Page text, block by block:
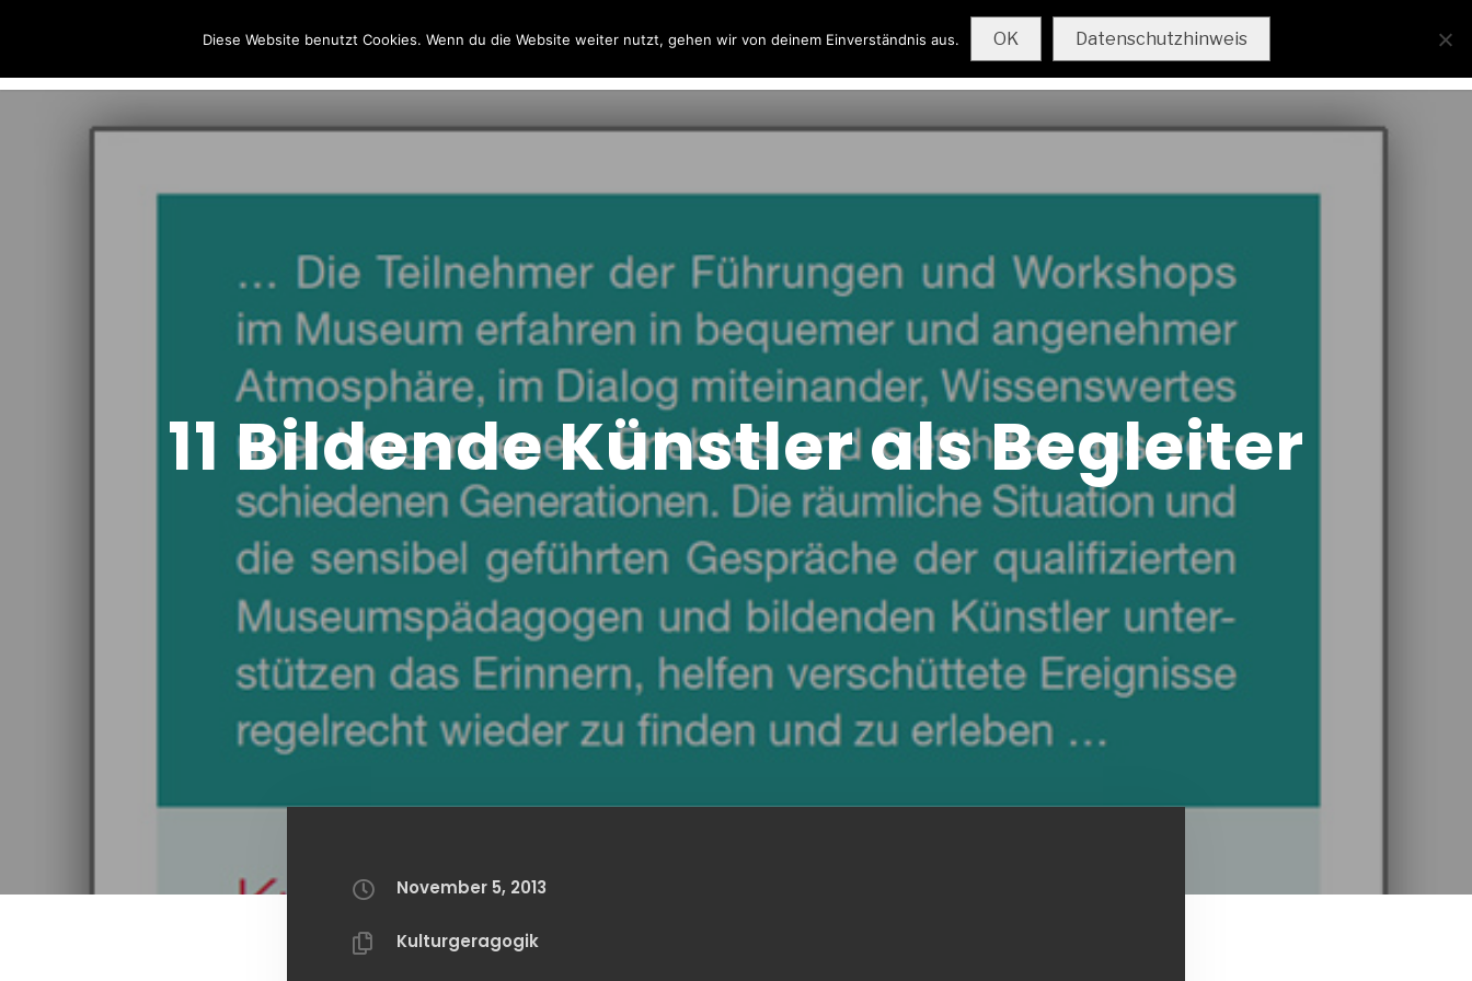
AKTUELL
11 Bildende Künstler als Begleiter
November 5, 2013
Kulturgeragogik
Diese Website benutzt Cookies. Wenn du die Website weiter nutzt, gehen wir von deinem Einverständnis aus. OK Datenschutzhinweis